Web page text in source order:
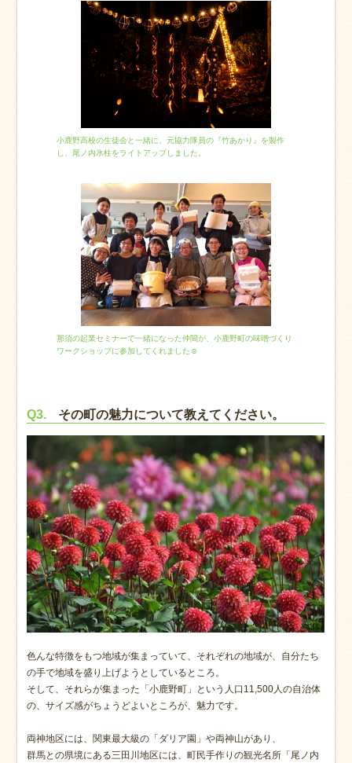
小鹿野高校の生徒会と一緒に、元協力隊員の『竹あかり』を製作
し、尾ノ内氷柱をライトアップしました。
那須の起業セミナーで一緒になった仲間が、小鹿野町の味噌づくり
ワークショップに参加してくれました☺
Q3. その町の魅力について教えてください。
色んな特徴をもつ地域が集まっていて、それぞれの地域が、自分たち
の手で地域を盛り上げようとしているところ。
そして、それらが集まった「小鹿野町」という人口11,500人の自治体
の、サイズ感がちょうどよいところが、魅力です。
両神地区には、関東最大級の「ダリア園」や両神山があり、
群馬との県境にある三田川地区には、町民手作りの観光名所「尾ノ内